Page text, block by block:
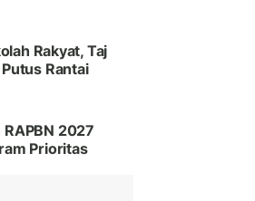
Rakyat, Taj
Rantai
2027
Prioritas